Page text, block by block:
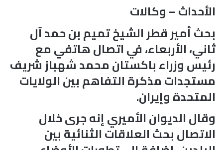
الأحداث – وكالات
بحث أمير قطر الشيخ تميم بن حمد آل
ثاني، الأربعاء، في اتصال هاتفي مع
رئيس وزراء باكستان محمد شهباز شريف
مستجدات مذكرة التفاهم بين الولايات
المتحدة وإيران.
وقال الديوان الأميري إنه جرى خلال
الاتصال بحث العلاقات الثنائية بين